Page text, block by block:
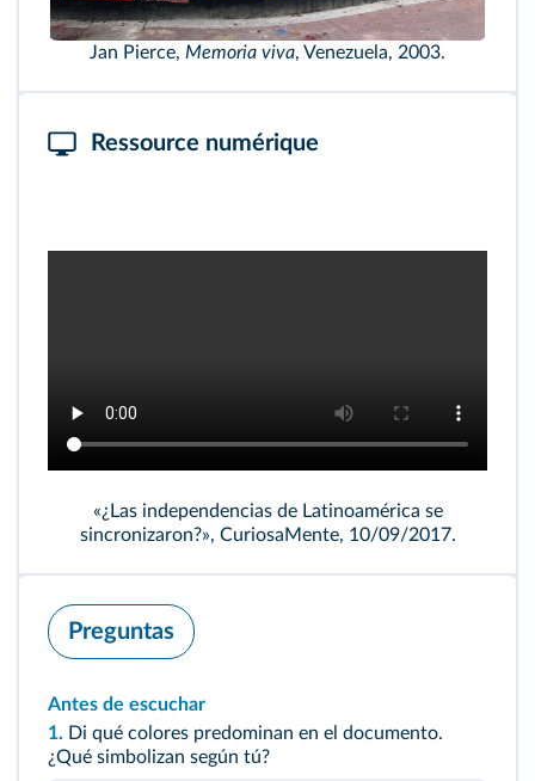
Jan Pierce, Memoria viva, Venezuela, 2003.
Ressource numérique
«¿Las independencias de Latinoamérica se
sincronizaron?», CuriosaMente, 10/09/2017.
Preguntas
Antes de escuchar
1. Di qué colores predominan en el documento.
¿Qué simbolizan según tú?